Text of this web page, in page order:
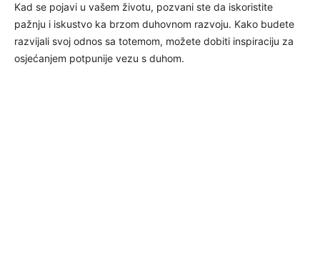
Kad se pojavi u vašem životu, pozvani ste da iskoristite
pažnju i iskustvo ka brzom duhovnom razvoju. Kako budete
razvijali svoj odnos sa totemom, možete dobiti inspiraciju za
osjećanjem potpunije vezu s duhom.